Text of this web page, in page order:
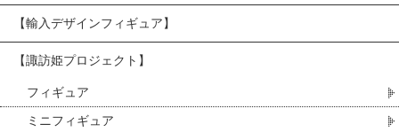
【輸入デザインフィギュア】
【諏訪姫プロジェクト】
フィギュア
ミニフィギュア